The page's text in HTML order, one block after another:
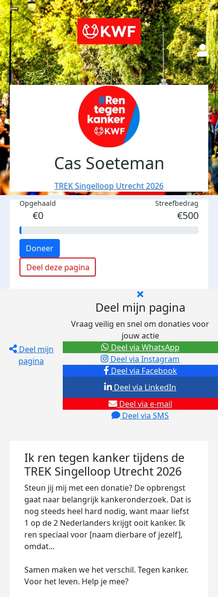
Cas Soeteman
TREK Singelloop Utrecht 2026
Opgehaald
€0
Streefbedrag
€500
Doneer
Deel deze pagina
Deel mijn
pagina
Deel mijn pagina
Vraag veilig en snel om donaties voor
jouw actie
Deel via Facebook
Deel via Instagram
Deel via e-mail
Deel via SMS
Deel via LinkedIn
Deel via WhatsApp
Ik ren tegen kanker tijdens de
TREK Singelloop Utrecht 2026
Steun jij mij met een donatie? De opbrengst
gaat naar belangrijk kankeronderzoek. Dat is
nog steeds heel hard nodig, want maar liefst
1 op de 2 Nederlanders krijgt ooit kanker. Ik
ren speciaal voor [naam dierbare of jezelf],
omdat...
Samen maken we het verschil. Tegen kanker.
Voor het leven. Help je mee?